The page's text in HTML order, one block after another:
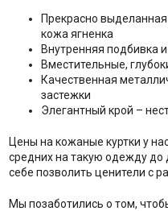
Прекрасно
кожа ягненка
Внутренняя подбивка
Вместительные,
Качественная
застежки
Элегантный крой –
Цены на кожаные куртки у
средних на такую одежду до
себе позволить ценители с
Мы позаботились о том,